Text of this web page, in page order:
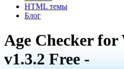
HTML темы
Блог
Age Checker for
v1.3.2 Free -